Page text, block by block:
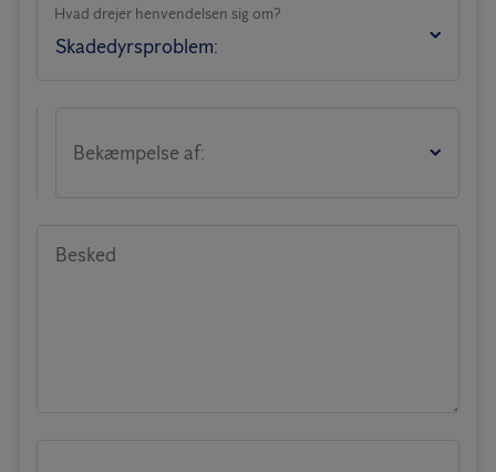
Hvad drejer henvendelsen sig om?
Bekæmpelse af:
Besked